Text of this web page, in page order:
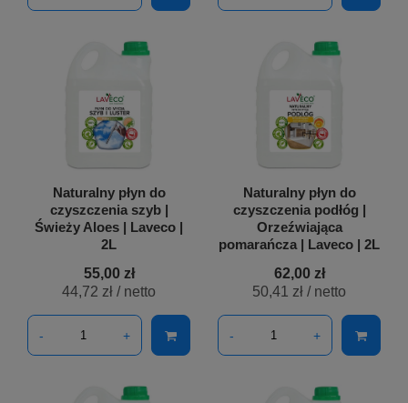
Naturalny płyn do
czyszczenia szyb |
Świeży Aloes | Laveco |
2L
55,00 zł
44,72 zł / netto
- +
Naturalny płyn do
czyszczenia podłóg |
Orzeźwiająca
pomarańcza | Laveco | 2L
62,00 zł
50,41 zł / netto
- +